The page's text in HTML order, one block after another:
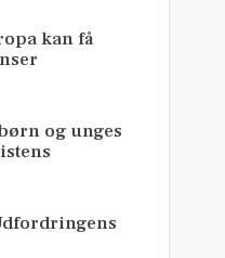
kan få
og unges